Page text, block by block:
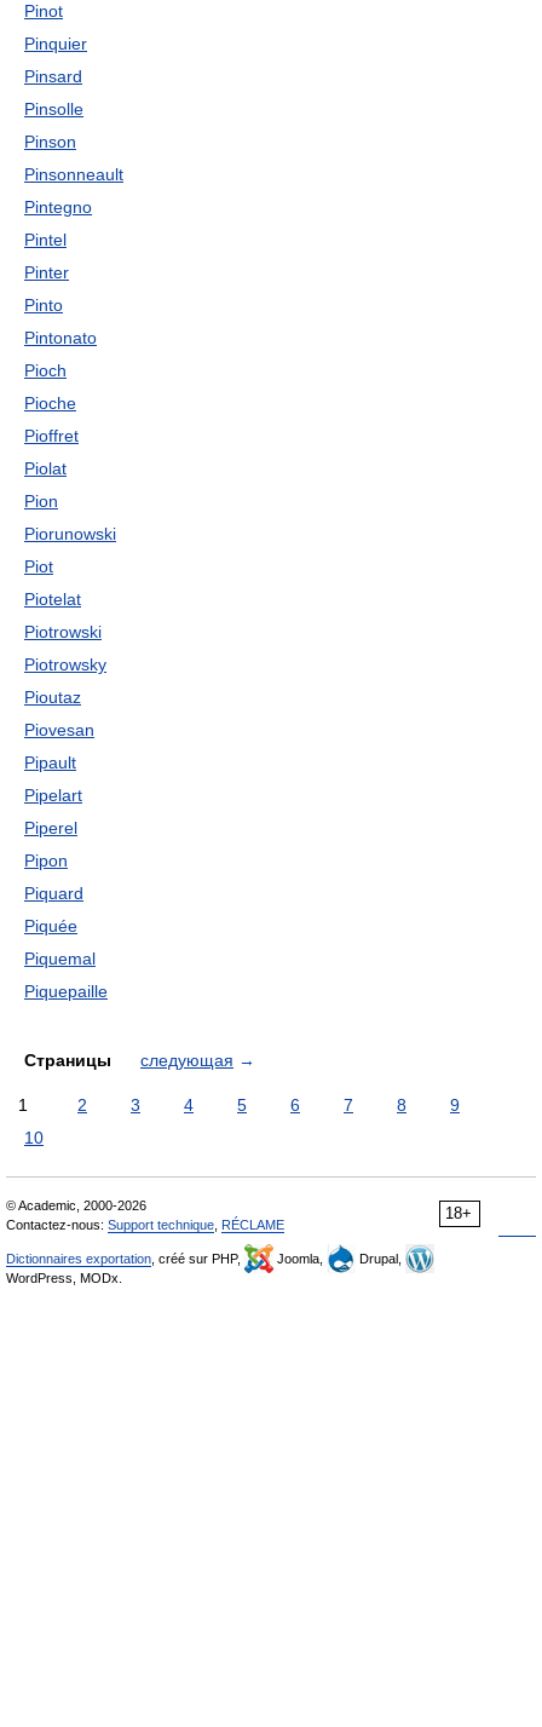
Pinot
Pinquier
Pinsard
Pinsolle
Pinson
Pinsonneault
Pintegno
Pintel
Pinter
Pinto
Pintonato
Pioch
Pioche
Pioffret
Piolat
Pion
Piorunowski
Piot
Piotelat
Piotrowski
Piotrowsky
Pioutaz
Piovesan
Pipault
Pipelart
Piperel
Pipon
Piquard
Piquée
Piquemal
Piquepaille
Страницы следующая →
1 2 3 4 5 6 7 8
9
10
18+
© Academic, 2000-2026
Contactez-nous: Support technique RÉCLAME
Dictionnaires exportation , créé sur PHP, Joomla,
Drupal,
WordPress, MODx.